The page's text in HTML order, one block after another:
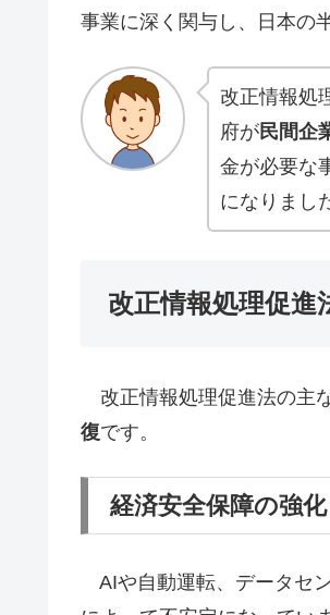
事業に深く関与し、日本の
改正情報処
府が民間企
金が必要な
になりまし
改正情報処理促進
改正情報処理促進法の主
復です。
経済安全保障の強化
AIや自動運転、データセ